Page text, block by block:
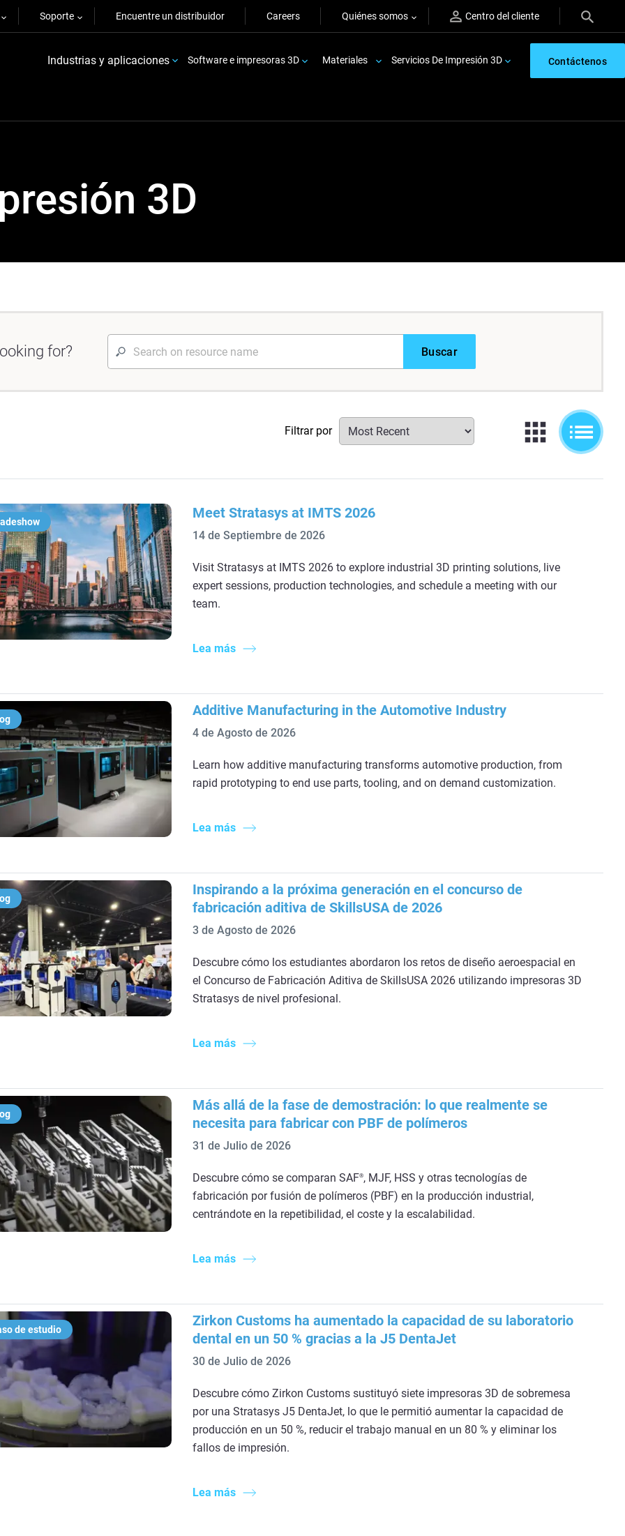
Soporte Encuentre un distribuidor Careers Quiénes somos Centro del cliente
Industrias y aplicaciones Software e impresoras 3D Materiales Servicios De Impresión 3D Contáctenos
3D
for? Buscar
Filtrar por
Meet Stratasys at IMTS 2026
14 de Septiembre de 2026
Visit Stratasys at IMTS 2026 to explore industrial 3D printing solutions, live
expert sessions, production technologies, and schedule a meeting with our
team.
Lea más
Additive Manufacturing in the Automotive Industry
4 de Agosto de 2026
Learn how additive manufacturing transforms automotive production, from
rapid prototyping to end use parts, tooling, and on demand customization.
Lea más
Inspirando a la próxima generación en el concurso de
fabricación aditiva de SkillsUSA de 2026
3 de Agosto de 2026
Descubre cómo los estudiantes abordaron los retos de diseño aeroespacial en
el Concurso de Fabricación Aditiva de SkillsUSA 2026 utilizando impresoras 3D
Stratasys de nivel profesional.
Lea más
Más allá de la fase de demostración: lo que realmente se
necesita para fabricar con PBF de polímeros
31 de Julio de 2026
Descubre cómo se comparan SAF®, MJF, HSS y otras tecnologías de
fabricación por fusión de polímeros (PBF) en la producción industrial,
centrándote en la repetibilidad, el coste y la escalabilidad.
Lea más
de estudio
Zirkon Customs ha aumentado la capacidad de su laboratorio
dental en un 50 % gracias a la J5 DentaJet
30 de Julio de 2026
Descubre cómo Zirkon Customs sustituyó siete impresoras 3D de sobremesa
por una Stratasys J5 DentaJet, lo que le permitió aumentar la capacidad de
producción en un 50 %, reducir el trabajo manual en un 80 % y eliminar los
fallos de impresión.
Lea más